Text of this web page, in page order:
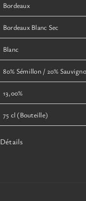
Bordeaux
Bordeaux Blanc Sec
Blanc
80% Sémillon / 20%
13,00%
75 cl (Bouteille)
Détails